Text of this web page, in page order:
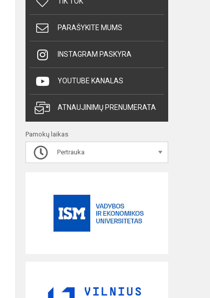
PARAŠYKITE MUMS
INSTAGRAM PASKYRA
YOUTUBE KANALAS
ATNAUJINIMŲ PRENUMERATA
Pamokų laikas
Pertrauka